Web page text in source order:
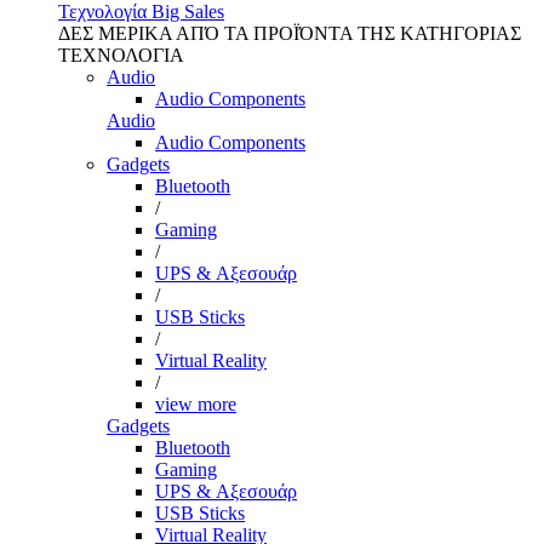
Τεχνολογία Big Sales
ΔΕΣ ΜΕΡΙΚΑ ΑΠΌ ΤΑ ΠΡΟΪΌΝΤΑ ΤΗΣ ΚΑΤΗΓΟΡΙΑΣ
ΤΕΧΝΟΛΟΓΙΑ
Audio
Audio Components
Audio
Audio Components
Gadgets
Bluetooth
/
Gaming
/
UPS & Αξεσουάρ
/
USB Sticks
/
Virtual Reality
/
view more
Gadgets
Bluetooth
Gaming
UPS & Αξεσουάρ
USB Sticks
Virtual Reality